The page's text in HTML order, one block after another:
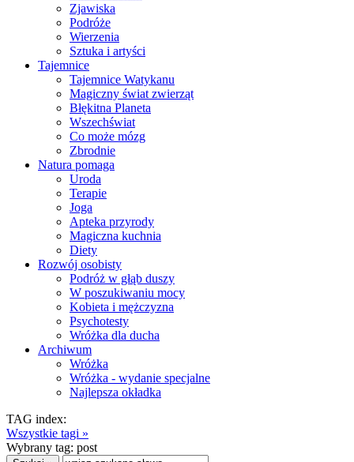
Zjawiska
Podróże
Wierzenia
Sztuka i artyści
Tajemnice
Tajemnice Watykanu
Magiczny świat zwierząt
Błękitna Planeta
Wszechświat
Co może mózg
Zbrodnie
Natura pomaga
Uroda
Terapie
Joga
Apteka przyrody
Magiczna kuchnia
Diety
Rozwój osobisty
Podróż w głąb duszy
W poszukiwaniu mocy
Kobieta i mężczyzna
Psychotesty
Wróżka dla ducha
Archiwum
Wróżka
Wróżka - wydanie specjalne
Najlepsza okładka
TAG index:
Wszystkie tagi »
Wybrany tag: post